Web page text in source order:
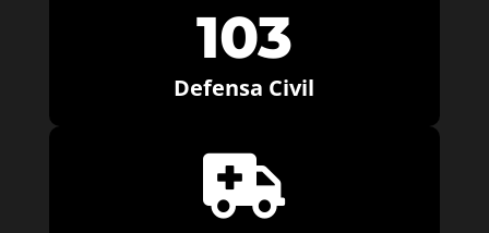
103
Defensa Civil
